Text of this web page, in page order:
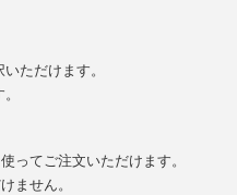
ただけます。
ってご注文いただけます。
ません。